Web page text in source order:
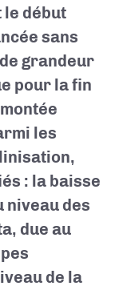
le début
sans
grandeur
pour la fin
les
: la baisse
niveau des
due au
de la